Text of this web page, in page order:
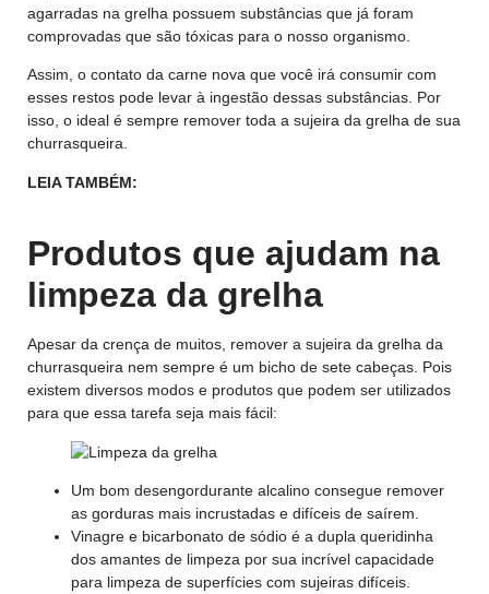
agarradas na grelha possuem substâncias que já foram
comprovadas que são tóxicas para o nosso organismo.
Assim, o contato da carne nova que você irá consumir com
esses restos pode levar à ingestão dessas substâncias. Por
isso, o ideal é sempre remover toda a sujeira da grelha de sua
churrasqueira.
LEIA TAMBÉM:
Produtos que ajudam na
limpeza da grelha
Apesar da crença de muitos, remover a sujeira da grelha da
churrasqueira nem sempre é um bicho de sete cabeças. Pois
existem diversos modos e produtos que podem ser utilizados
para que essa tarefa seja mais fácil:
Um bom desengordurante alcalino consegue remover
as gorduras mais incrustadas e difíceis de saírem.
Vinagre e bicarbonato de sódio é a dupla queridinha
dos amantes de limpeza por sua incrível capacidade
para limpeza de superfícies com sujeiras difíceis.